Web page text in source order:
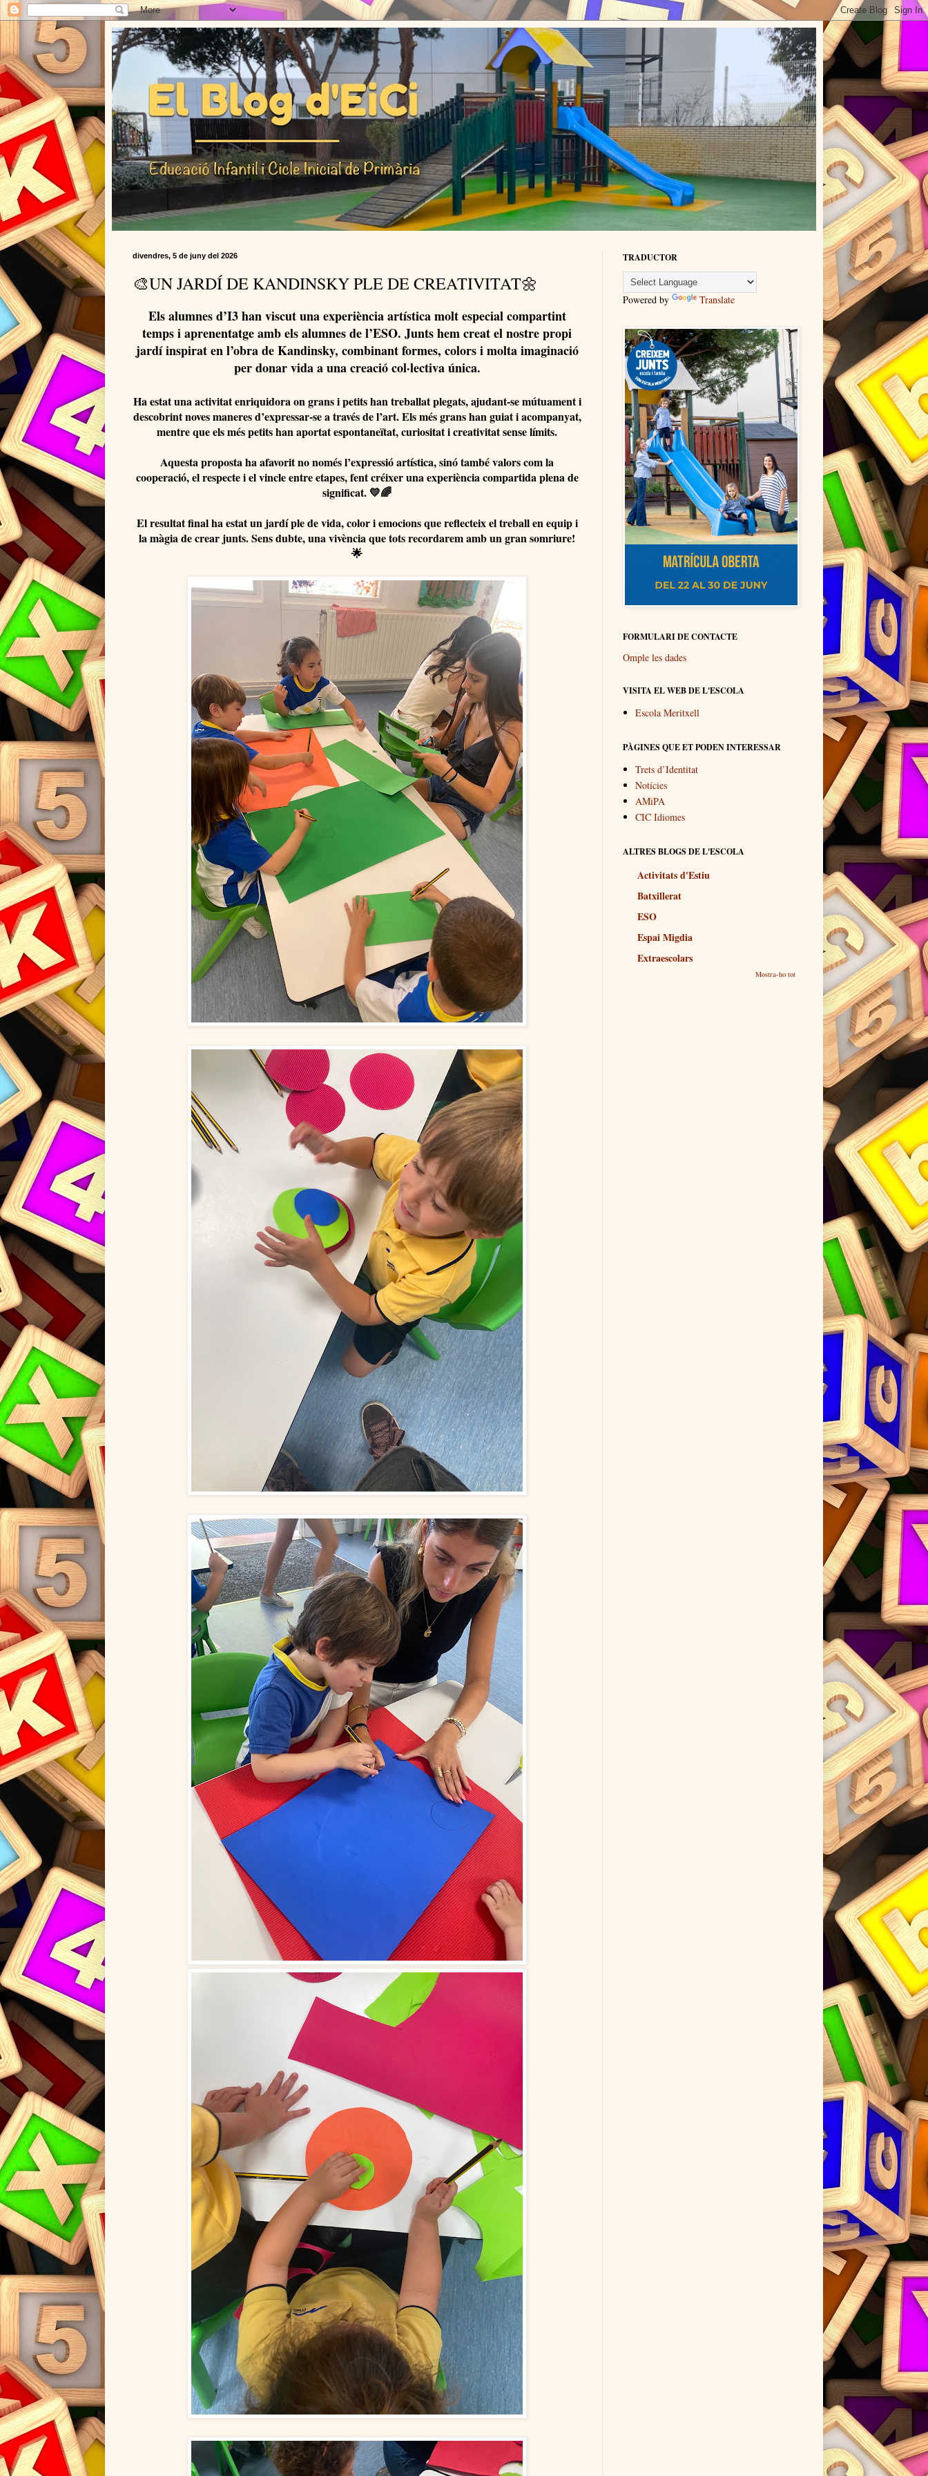
divendres, 5 de juny del 2026
🎨UN JARDÍ DE KANDINSKY PLE DE CREATIVITAT🌼
Els alumnes d’I3 han viscut una experiència artística molt especial compartint
temps i aprenentatge amb els alumnes de l’ESO. Junts hem creat el nostre propi
jardí inspirat en l’obra de Kandinsky, combinant formes, colors i molta imaginació
per donar vida a una creació col·lectiva única.
Ha estat una activitat enriquidora on grans i petits han treballat plegats, ajudant-se mútuament i
descobrint noves maneres d’expressar-se a través de l’art. Els més grans han guiat i acompanyat,
mentre que els més petits han aportat espontaneïtat, curiositat i creativitat sense límits.
Aquesta proposta ha afavorit no només l’expressió artística, sinó també valors com la
cooperació, el respecte i el vincle entre etapes, fent créixer una experiència compartida plena de
significat. 💛🌈
El resultat final ha estat un jardí ple de vida, color i emocions que reflecteix el treball en equip i
la màgia de crear junts. Sens dubte, una vivència que tots recordarem amb un gran somriure!
🌟
TRADUCTOR
Powered by Translate
FORMULARI DE CONTACTE
Omple les dades
VISITA EL WEB DE L'ESCOLA
Escola Meritxell
PÀGINES QUE ET PODEN INTERESSAR
Trets d’Identitat
Notícies
AMiPA
CIC Idiomes
ALTRES BLOGS DE L'ESCOLA
Activitats d'Estiu
Batxillerat
ESO
Espai Migdia
Extraescolars
Mostra-ho tot